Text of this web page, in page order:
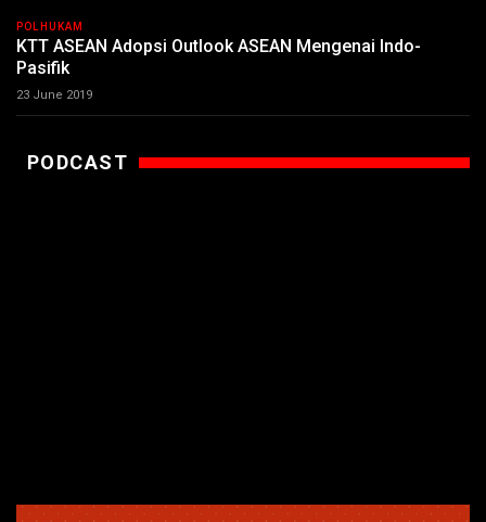
POLHUKAM
KTT ASEAN Adopsi Outlook ASEAN Mengenai Indo-
Pasifik
23 June 2019
PODCAST